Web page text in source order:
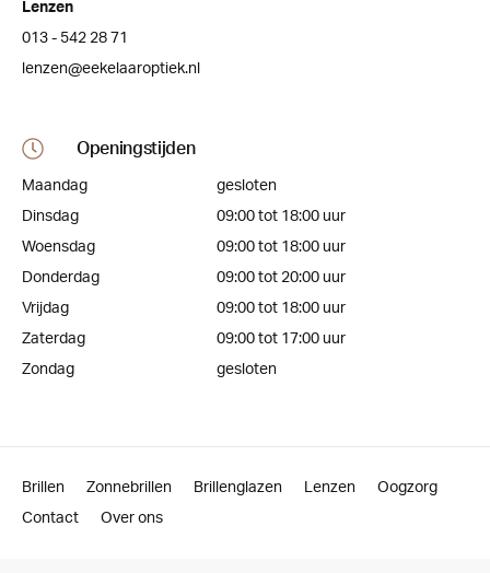
Lenzen
013 - 542 28 71
lenzen@eekelaaroptiek.nl
Openingstijden
Maandag
gesloten
Dinsdag
09:00 tot 18:00 uur
Woensdag
09:00 tot 18:00 uur
Donderdag
09:00 tot 20:00 uur
Vrijdag
09:00 tot 18:00 uur
Zaterdag
09:00 tot 17:00 uur
Zondag
gesloten
Brillen Zonnebrillen Brillenglazen Lenzen
Oogzorg
Contact
Over ons